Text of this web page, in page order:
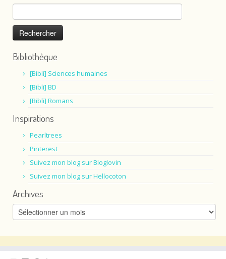
Rechercher :
Bibliothèque
[Bibli] Sciences humaines
[Bibli] BD
[Bibli] Romans
Inspirations
Pearltrees
Pinterest
Suivez mon blog sur Bloglovin
Suivez mon blog sur Hellocoton
Archives
Archives